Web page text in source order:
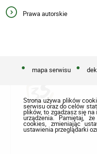
Prawa autorskie
mapa serwisu
Strona używa plików
serwisu oraz do celów
plików, to zgadzasz się
urządzenia. Pamiętaj,
cookies, zmieniając
ustawienia przeglądarki